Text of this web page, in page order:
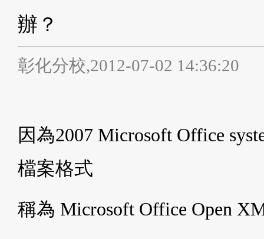
辦？
彰化分校,2012-07-02 14:36:20
因為2007 Microsoft Office
檔案格式
稱為 Microsoft Office Open